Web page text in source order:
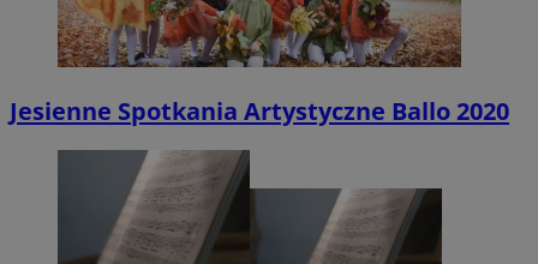
Jesienne Spotkania Artystyczne Ballo 2020